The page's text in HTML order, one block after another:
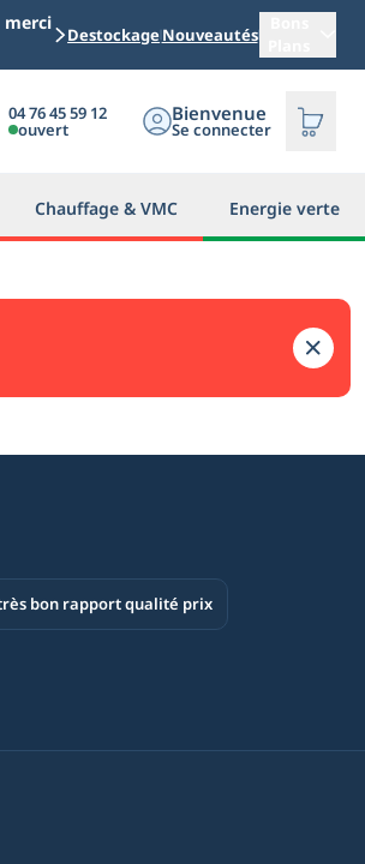
merci
DestockageNouveautés
04 76 45 59 12
ouvert
Bienvenue
Se connecter
Chauffage & VMC Energie verte
bon rapport qualité prix